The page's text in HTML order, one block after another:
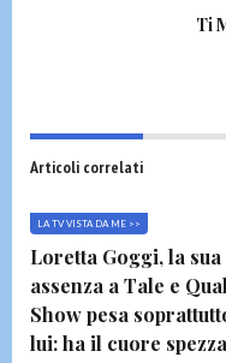
Ti
Articoli correlati
LA TV VISTA DA ME >>
Loretta Goggi, la sua
assenza a Tale e
Show pesa
lui: ha il cuore